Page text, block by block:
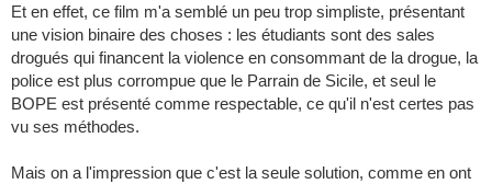
Et en effet, ce film m'a semblé un peu trop simpliste, présentant
une vision binaire des choses : les étudiants sont des sales
drogués qui financent la violence en consommant de la drogue, la
police est plus corrompue que le Parrain de Sicile, et seul le
BOPE est présenté comme respectable, ce qu'il n'est certes pas
vu ses méthodes.
Mais on a l'impression que c'est la seule solution, comme en ont